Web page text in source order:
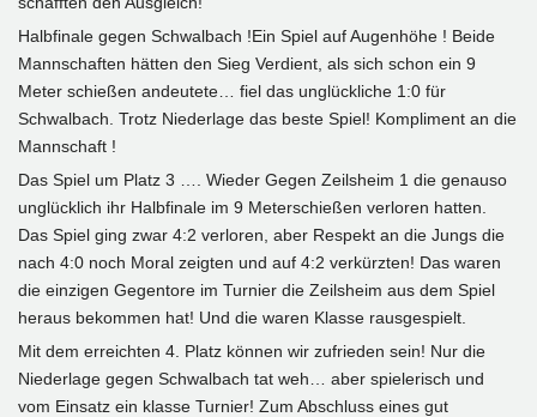
Halbfinale gegen Schwalbach !Ein Spiel auf Augenhöhe ! Beide
Mannschaften hätten den Sieg Verdient, als sich schon ein 9
Meter schießen andeutete… fiel das unglückliche 1:0 für
Schwalbach. Trotz Niederlage das beste Spiel! Kompliment an die
Mannschaft !
Das Spiel um Platz 3 …. Wieder Gegen Zeilsheim 1 die genauso
unglücklich ihr Halbfinale im 9 Meterschießen verloren hatten.
Das Spiel ging zwar 4:2 verloren, aber Respekt an die Jungs die
nach 4:0 noch Moral zeigten und auf 4:2 verkürzten! Das waren
die einzigen Gegentore im Turnier die Zeilsheim aus dem Spiel
heraus bekommen hat! Und die waren Klasse rausgespielt.
Mit dem erreichten 4. Platz können wir zufrieden sein! Nur die
Niederlage gegen Schwalbach tat weh… aber spielerisch und
vom Einsatz ein klasse Turnier! Zum Abschluss eines gut